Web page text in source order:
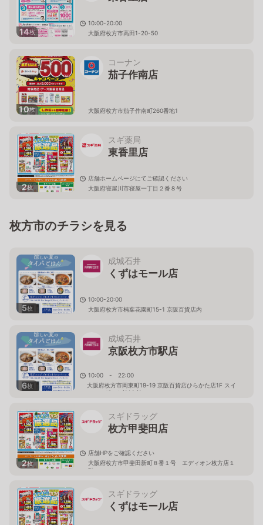
14枚
10:00-20:00
大阪府枚方市高田1-20-50
10枚
コーナン
茄子作南店
大阪府枚方市茄子作南町260番地1
2枚
スギ薬局
東香里店
店舗ホームページにてご確認ください
大阪府寝屋川市寝屋一丁目２番８号
枚方市のチラシを見る
5枚
成城石井
くずはモール店
10:00-20:00
大阪府枚方市楠葉花園町15-1 京阪百貨店内
6枚
成城石井
京阪枚方市駅店
10:00 - 22:00
大阪府枚方市岡東町19-19 京阪百貨店ひらかた店1F スイ
ーツ＆ギフト館(東館
2枚
スギドラッグ
枚方甲斐田店
店舗HPをご確認ください
大阪府枚方市甲斐田新町８番１号 エディオン枚方店１
階
スギドラッグ
くずはモール店